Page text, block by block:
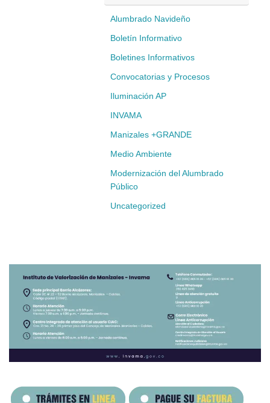
Alumbrado Navideño
Boletín Informativo
Boletines Informativos
Convocatorias y Procesos
Iluminación AP
INVAMA
Manizales +GRANDE
Medio Ambiente
Modernización del Alumbrado
Público
Uncategorized